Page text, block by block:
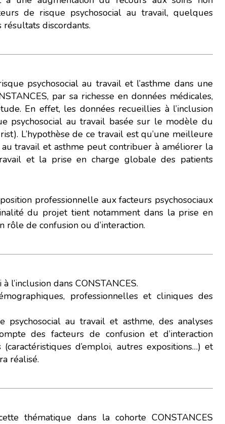
navigation, vous pouvez
un acteur majeur de
de risque psychosocial au travail, quelques
discordants.
psychosocial au travail et l’asthme dans une
par sa richesse en données médicales,
En effet, les données recueillies à l’inclusion
psychosocial au travail basée sur le modèle du
L’hypothèse de ce travail est qu’une meilleure
travail et asthme peut contribuer à améliorer la
et la prise en charge globale des patients
professionnelle aux facteurs psychosociaux
du projet tient notamment dans la prise en
de confusion ou d’interaction.
l’inclusion dans CONSTANCES.
professionnelles et cliniques des
psychosocial au travail et asthme, des analyses
des facteurs de confusion et d’interaction
d’emploi, autres expositions…) et
réalisé.
thématique dans la cohorte CONSTANCES